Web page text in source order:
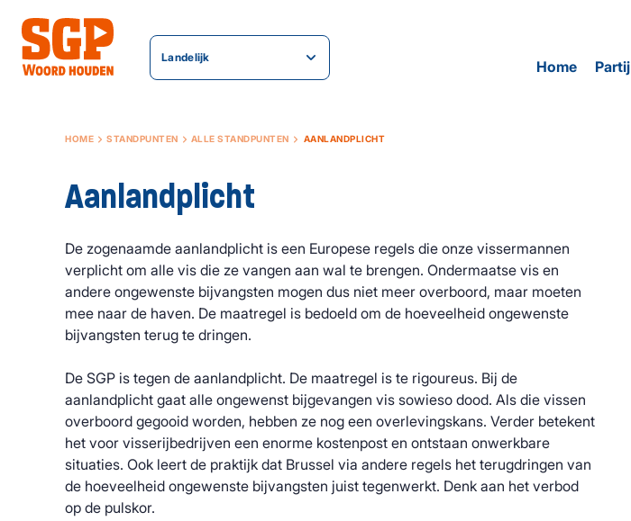
Landelijk
Home Partij
HOME STANDPUNTEN ALLE STANDPUNTEN AANLANDPLICHT
Aanlandplicht
De zogenaamde aanlandplicht is een Europese regels die onze vissermannen
verplicht om alle vis die ze vangen aan wal te brengen. Ondermaatse vis en
andere ongewenste bijvangsten mogen dus niet meer overboord, maar moeten
mee naar de haven. De maatregel is bedoeld om de hoeveelheid ongewenste
bijvangsten terug te dringen.
De SGP is tegen de aanlandplicht. De maatregel is te rigoureus. Bij de
aanlandplicht gaat alle ongewenst bijgevangen vis sowieso dood. Als die vissen
overboord gegooid worden, hebben ze nog een overlevingskans. Verder betekent
het voor visserijbedrijven een enorme kostenpost en ontstaan onwerkbare
situaties. Ook leert de praktijk dat Brussel via andere regels het terugdringen van
de hoeveelheid ongewenste bijvangsten juist tegenwerkt. Denk aan het verbod
op de pulskor.